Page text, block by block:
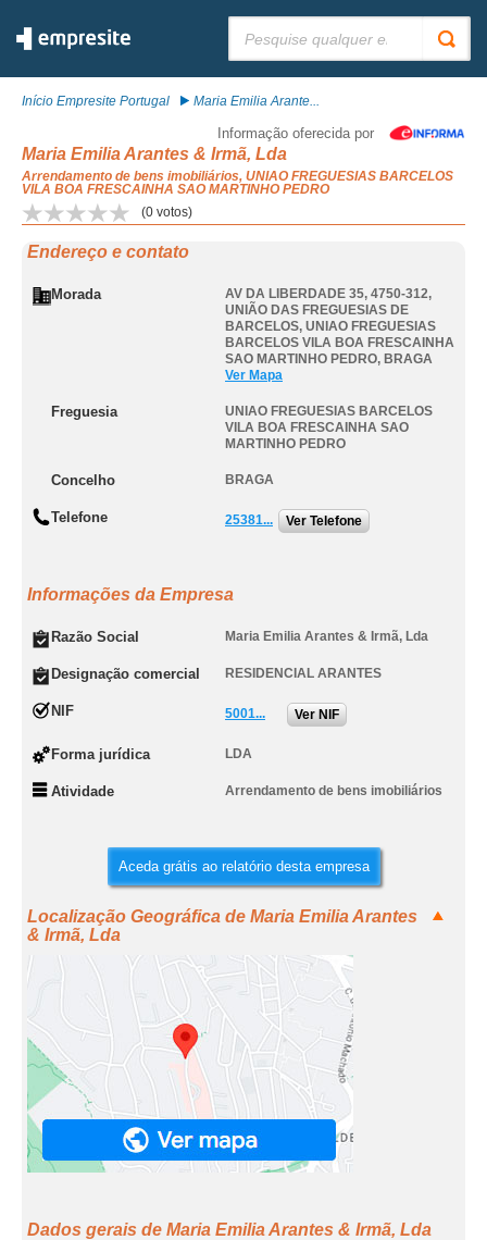
Início Empresite Portugal Maria Emilia Arante...
Informação oferecida por
Maria Emilia Arantes & Irmã, Lda
Arrendamento de bens imobiliários, UNIAO FREGUESIAS BARCELOS
VILA BOA FRESCAINHA SAO MARTINHO PEDRO
(0 votos)
Endereço e contato
Morada
AV DA LIBERDADE 35, 4750-312,
UNIÃO DAS FREGUESIAS DE
BARCELOS, UNIAO FREGUESIAS
BARCELOS VILA BOA FRESCAINHA
SAO MARTINHO PEDRO, BRAGA
Ver Mapa
Freguesia
UNIAO FREGUESIAS BARCELOS
VILA BOA FRESCAINHA SAO
MARTINHO PEDRO
Concelho BRAGA
Telefone 25381... Ver Telefone
Informações da Empresa
Razão Social Maria Emilia Arantes & Irmã, Lda
Designação comercial RESIDENCIAL ARANTES
NIF 5001... Ver NIF
Forma jurídica LDA
Atividade Arrendamento de bens imobiliários
Aceda grátis ao relatório desta empresa
Localização Geográfica de Maria Emilia Arantes
& Irmã, Lda
Dados gerais de Maria Emilia Arantes & Irmã, Lda